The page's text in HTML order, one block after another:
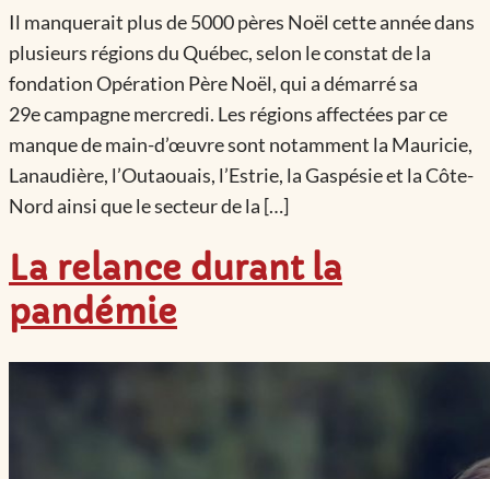
Il manquerait plus de 5000 pères Noël cette année dans
plusieurs régions du Québec, selon le constat de la
fondation Opération Père Noël, qui a démarré sa
29e campagne mercredi. Les régions affectées par ce
manque de main-d’œuvre sont notamment la Mauricie,
Lanaudière, l’Outaouais, l’Estrie, la Gaspésie et la Côte-
Nord ainsi que le secteur de la […]
La relance durant la
pandémie